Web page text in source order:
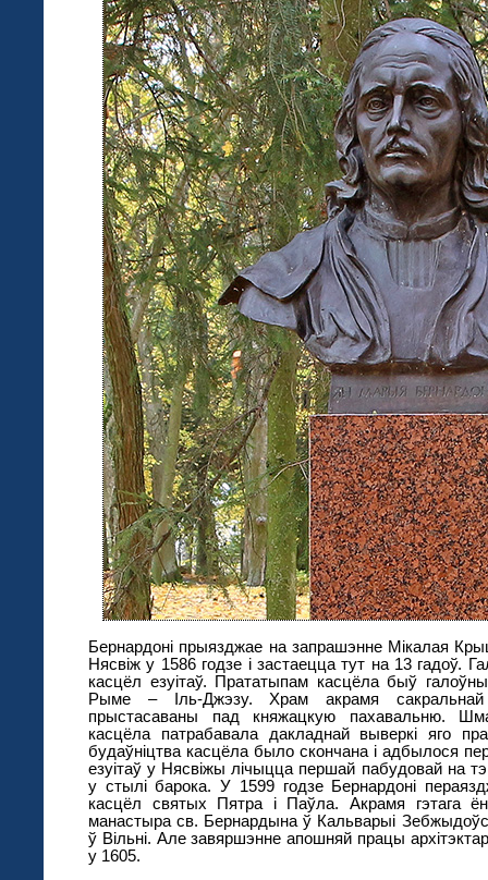
Бернардоні прыязджае на запрашэнне Мікалая
Нясвіж у 1586 годзе і застаецца тут на 13 гадоў.
касцёл езуітаў. Прататыпам касцёла быў
Рыме – Іль-Джэзу. Храм акрамя
прыстасаваны пад княжацкую пахавальню.
касцёла патрабавала дакладнай выверкі яго
будаўніцтва касцёла было скончана і адбылося
езуітаў у Нясвіжы лічыцца першай пабудовай на
у стылі барока. У 1599 годзе Бернардоні
касцёл святых Пятра і Паўла. Акрамя гэтага
манастыра св. Бернардына ў Кальварыі
ў Вільні. Але завяршэнне апошняй працы
у 1605.